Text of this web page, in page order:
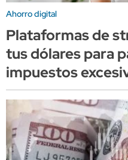
Ahorro digital
Plataformas de
tus dólares para
impuestos